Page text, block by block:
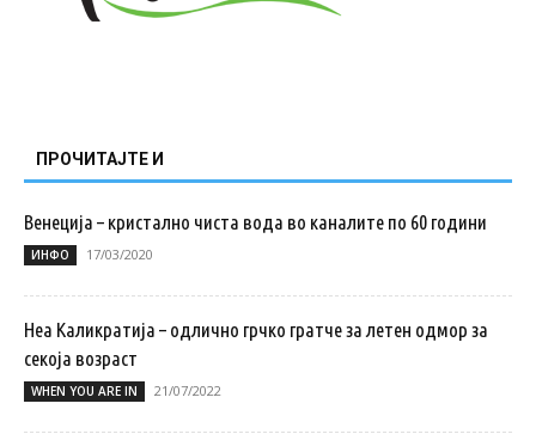
ПРОЧИТАЈТЕ И
Венеција – кристално чиста вода во каналите по 60 години
ИНФО 17/03/2020
Неа Каликратија – одлично грчко гратче за летен одмор за
секоја возраст
WHEN YOU ARE IN 21/07/2022